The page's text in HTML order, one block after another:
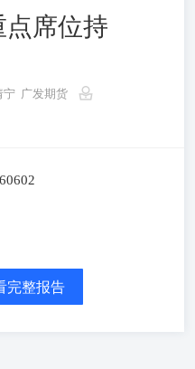
席位持
宁 广发期货
完整报告